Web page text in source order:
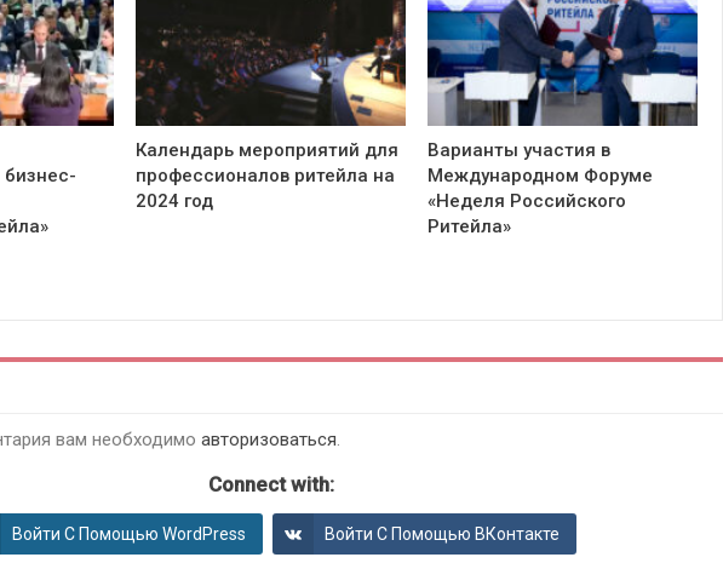
Календарь мероприятий для
профессионалов ритейла на
2024 год
Варианты участия в
Международном Форуме
«Неделя Российского
Ритейла»
вам необходимо авторизоваться
Connect with:
Войти С Помощью WordPress Войти С Помощью ВКонтакте